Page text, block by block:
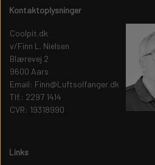
Kontaktoplysninger
Coolpit.dk
v/Finn L. Nielsen
Blærevej 2
9600 Aars
Email: Finn@Luftsolfanger.dk
Tlf.: 2297 1414
CVR: 19318990
Links